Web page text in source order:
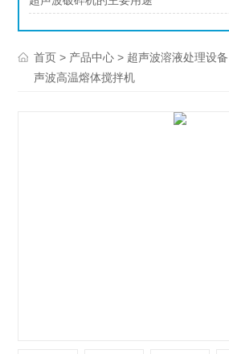
首页 > 产品中心 > 超声波溶液处理设备
声波高温熔体搅拌机